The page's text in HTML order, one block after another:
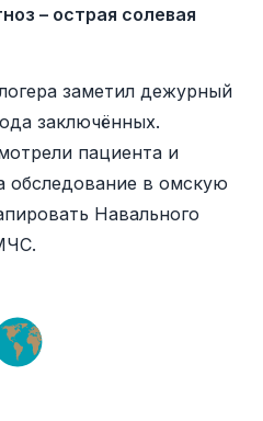
– острая солевая
заметил дежурный
заключённых.
пациента и
обследование в омскую
Навального